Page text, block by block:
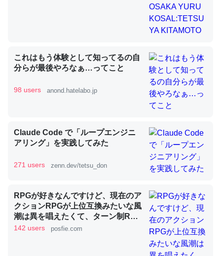
コオロギのカルシウム分はエビの600分の1程度。
─ニュース :: 【研究発表】昆虫学の大問題＝「昆虫はなぜ海にいな
論文では「淡水はカルシウムも酸素も不足してて両方に不
利だから両方が拮抗してるのでは」とあって面白い。海に
ずキチンを強化してる筈だが、酵素が違うのか？
─ニュース :: 【研究発表】昆虫学の大問題＝「昆虫はなぜ海にいな
いのか」に関する新仮説
これを元に考えるとカルシウムを大量に使う脊椎動物と貝
類は苦労してるんだな…。腹足類だと殻を無くしてナメク
─ニュース :: 【研究発表】昆虫学の大問題＝「昆虫はなぜ海にいな
これはもう体験として知ってるの自
分らが最後やろなぁ…ってこと
98 users anond.hatelabo.jp
Claude Code で「ループエンジニ
アリング」を実践してみた
271 users zenn.dev/tetsu_don
RPGが好きなんですけど、現在のア
クションRPGが上位互換みたいな風
潮は異を唱えたくて、ターン制RPG
にはターン制の良さがあると思って
142 users posfie.com